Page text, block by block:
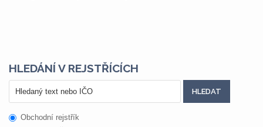
HLEDÁNÍ V REJSTŘÍCÍCH
Obchodní rejstřík